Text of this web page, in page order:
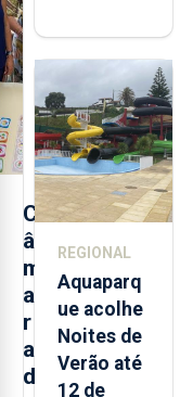
C
â
m
a
r
a
d
toneladas
de
alimentos
entre
2021 e
2025 nos
Açores
REGIONAL
Aquaparq
ue acolhe
Noites de
Verão até
12 de